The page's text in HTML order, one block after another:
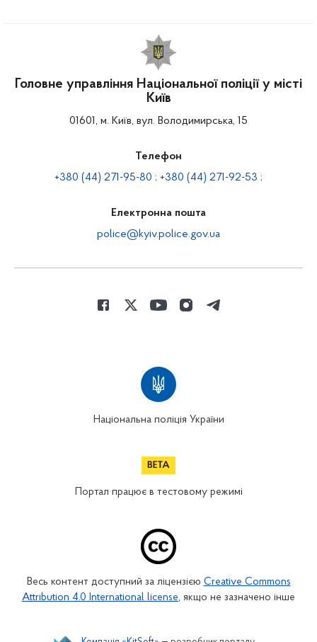
Головне управління Національної поліції у місті
Київ
01601, м. Київ, вул. Володимирська, 15
Телефон
+380 (44) 271-95-80 ; +380 (44) 271-92-53 ;
Електронна пошта
police@kyiv.police.gov.ua
Національна поліція України
Портал працює в тестовому режимі
Весь контент доступний за ліцензією Creative Commons
Attribution 4.0 International license, якщо не зазначено інше